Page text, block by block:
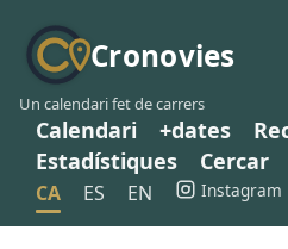
Cronovies
Un calendari fet de carrers
Calendari +dates
Estadístiques
Cercar
CA ES EN Instagram